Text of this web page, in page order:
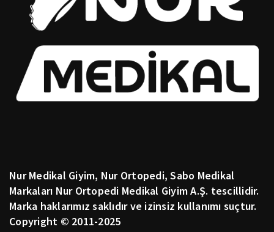
Nur Medikal Giyim, Nur Ortopedi, Sabo Medikal
Markaları Nur Ortopedi Medikal Giyim A.Ş. tescillidir.
Marka haklarımız saklıdır ve izinsiz kullanımı suçtur.
Copyright © 2011-2025